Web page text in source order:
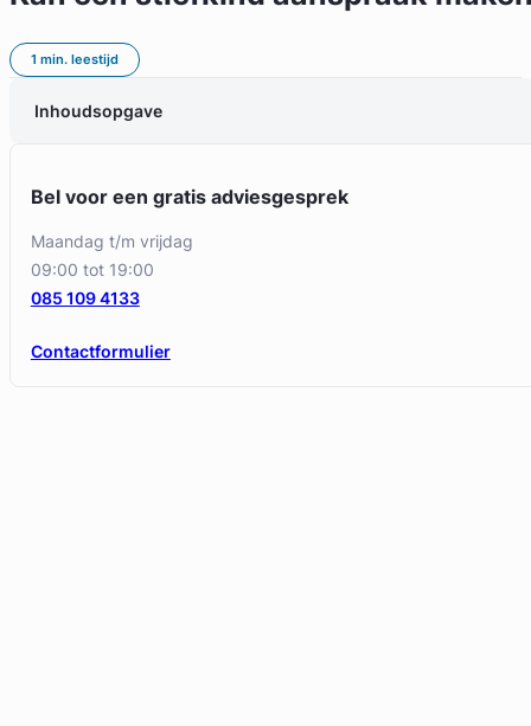
1 min. leestijd
Inhoudsopgave
Bel voor een gratis adviesgesprek
maandag t/m vrijdag
09:00 tot 19:00
Contactformulier
085 109 4133